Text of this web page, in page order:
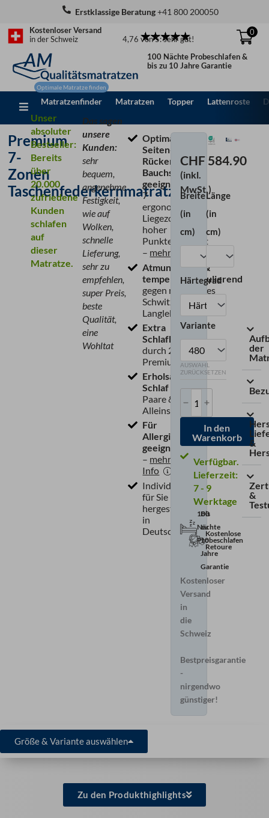
springen
Erstklassige Beratung+41 800 200050
Kostenloser Versand
in der Schweiz
4,76 von 5: sehr gut!
0
100 Nächte Probeschlafen &
bis zu 10 Jahre Garantie
Matratzenfinder Matratzen Topper Lattenroste
Premium
7-
Zonen
Taschenfederkernmatratze
Unser
absoluter
Bestseller:
Bereits
über
20.000
zufriedene
Kunden
schlafen
auf
dieser
Matratze.
Das sagen
unsere
Kunden:
sehr
bequem,
angenehme
Festigkeit,
wie auf
Wolken,
schnelle
Lieferung,
sehr zu
empfehlen,
super Preis,
beste
Qualität,
eine
Wohltat
Optimal für
Seiten-,
Rücken- &
Bauchschläfer
geeignet,dank
7
ergonomischen
Liegezonen &
hoher
Punktelastizität
– mehr Info
Atmungsaktiv &
temperaturregulierend
gegen nächtliches
Schwitzen & für
Langlebigkeit
Extra
Schlafkomfort
durch 24 cm
Premiumhöhe
Erholsamer
Schlaf für
Paare &
Alleinschläfer
Für
Allergiker
geeignet
– mehr
Info
Individuell
für Sie
hergestellt
in
Deutschland
CHF 584.90
(inkl.
MwSt.)
Breite
(in
cm)
Länge
(in
cm)
Härtegrad
Variante
AUSWAHL
ZURÜCKSETZEN
Premium
In den
Warenkorb
Lieferzeit:
7 - 9
Werktage
100
Nächte
Probeschlafen
Bis
zu
10
Jahre
Garantie
Kostenlose
Retoure
Kostenloser
Versand
in
die
Schweiz
Bestpreisgarantie
-
nirgendwo
günstiger!
der
&
&
Größe & Variante auswählen
Zu den Produkthighlights